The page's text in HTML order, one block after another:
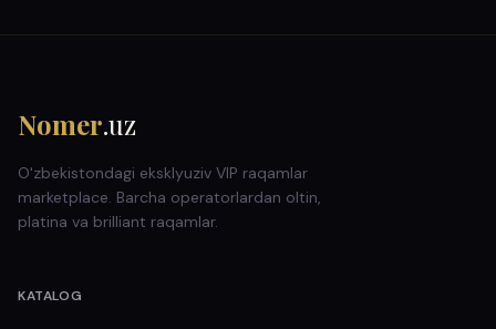
Nomer.uz
O'zbekistondagi eksklyuziv VIP raqamlar
marketplace. Barcha operatorlardan oltin,
platina va brilliant raqamlar.
KATALOG